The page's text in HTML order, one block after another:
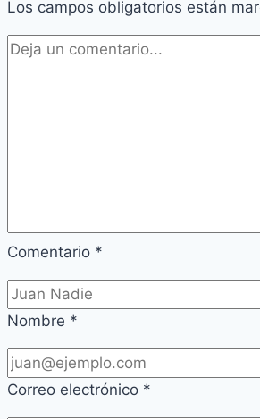
Los campos obligatorios están
Comentario *
Nombre *
Correo electrónico *